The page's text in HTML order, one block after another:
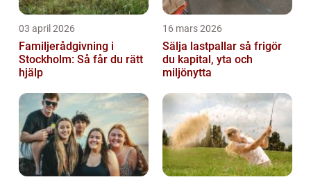
03 april 2026
Familjerådgivning i
Stockholm: Så får du rätt
hjälp
16 mars 2026
Sälja lastpallar så frigör
du kapital, yta och
miljönytta